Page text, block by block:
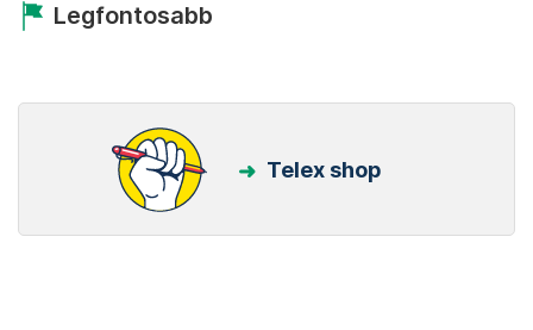
Legfontosabb
Telex shop